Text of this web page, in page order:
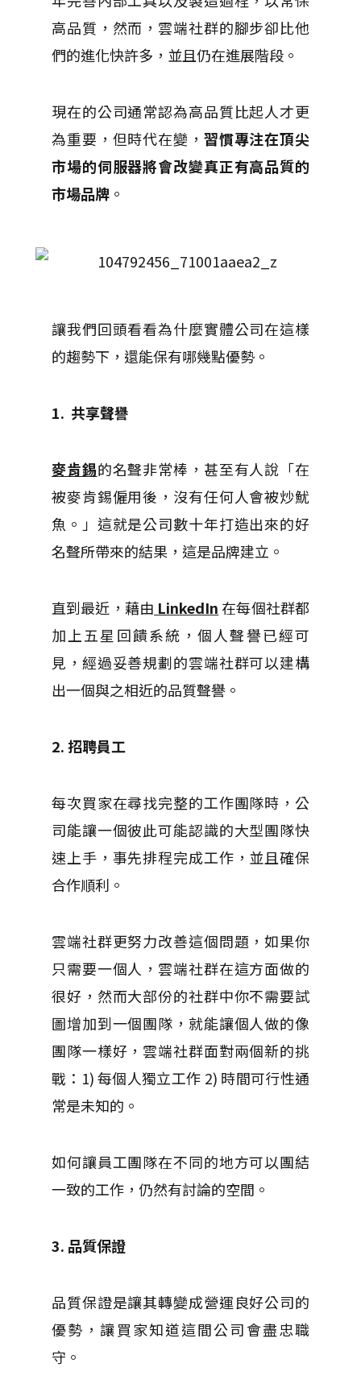
高品質，然而，雲端社群的腳步卻比他
們的進化快許多，並且仍在進展階段。
現在的公司通常認為高品質比起人才更
為重要，但時代在變， 習慣專注在頂尖
市場的伺服器將會改變真正有高品質的
市場品牌 。
讓我們回頭看看為什麼實體公司在這樣
的趨勢下，還能保有哪幾點優勢。
1. 共享聲譽
麥肯錫的名聲非常棒，甚至有人說「在
被麥肯錫僱用後，沒有任何人會被炒魷
魚。」這就是公司數十年打造出來的好
名聲所帶來的結果，這是品牌建立。
直到最近，藉由 LinkedIn 在每個社群都
加上五星回饋系統，個人聲譽已經可
見，經過妥善規劃的雲端社群可以建構
出一個與之相近的品質聲譽。
2. 招聘員工
每次買家在尋找完整的工作團隊時，公
司能讓一個彼此可能認識的大型團隊快
速上手，事先排程完成工作，並且確保
合作順利。
雲端社群更努力改善這個問題，如果你
只需要一個人，雲端社群在這方面做的
很好，然而大部份的社群中你不需要試
圖增加到一個團隊，就能讓個人做的像
團隊一樣好，雲端社群面對兩個新的挑
戰：1) 每個人獨立工作 2) 時間可行性通
常是未知的。
如何讓員工團隊在不同的地方可以團結
一致的工作，仍然有討論的空間。
3. 品質保證
品質保證是讓其轉變成營運良好公司的
優勢，讓買家知道這間公司會盡忠職
守。